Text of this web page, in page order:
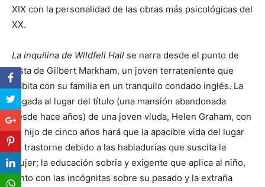
XIX con la personalidad de las obras más psicológicas del
XX.
La inquilina de Wildfell Hall se narra desde el punto de
vista de Gilbert Markham, un joven terrateniente que
habita con su familia en un tranquilo condado inglés. La
llegada al lugar del título (una mansión abandonada
desde hace años) de una joven viuda, Helen Graham, con
su hijo de cinco años hará que la apacible vida del lugar
se trastorne debido a las habladurías que suscita la
mujer; la educación sobria y exigente que aplica al niño,
junto con las incógnitas sobre su pasado y la extraña